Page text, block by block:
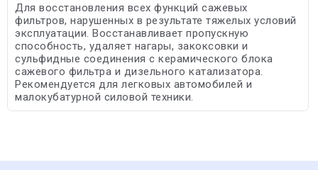
Для восстановления всех функций сажевых
фильтров, нарушенных в результате тяжелых условий
эксплуатации. Восстанавливает пропускную
способность, удаляет нагары, закоксовки и
сульфидные соединения с керамического блока
сажевого фильтра и дизельного катализатора.
Рекомендуется для легковых автомобилей и
малокубатурной силовой техники.